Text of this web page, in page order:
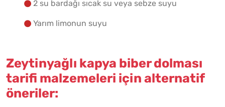
2 su bardağı sıcak su veya sebze suyu
Yarım limonun suyu
Zeytinyağlı kapya biber dolması
tarifi malzemeleri için alternatif
öneriler: